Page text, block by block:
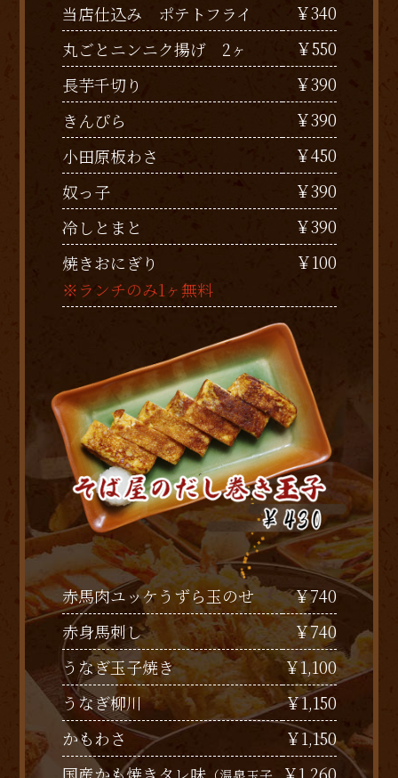
当店仕込み ポテトフライ
￥340
丸ごとニンニク揚げ 2ヶ
￥550
長芋千切り
￥390
きんぴら
￥390
小田原板わさ
￥450
奴っ子
￥390
冷しとまと
￥390
焼きおにぎり
※ランチのみ1ヶ無料
￥100
赤馬肉ユッケうずら玉のせ
￥740
赤身馬刺し
￥740
うなぎ玉子焼き
￥1,100
うなぎ柳川
￥1,150
かもわさ
￥1,150
￥1,260